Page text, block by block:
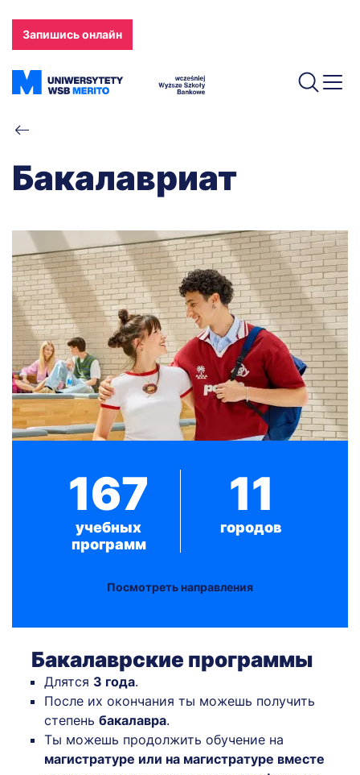
main
content
Запишись онлайн
Breadcrumb
Бакалавриат
167
учебных
программ
11
городов
Посмотреть направления
Бакалаврские программы
Длятся 3 года.
После их окончания ты можешь получить
степень бакалавра.
Ты можешь продолжить обучение на
магистратуре или на магистратуре вместе